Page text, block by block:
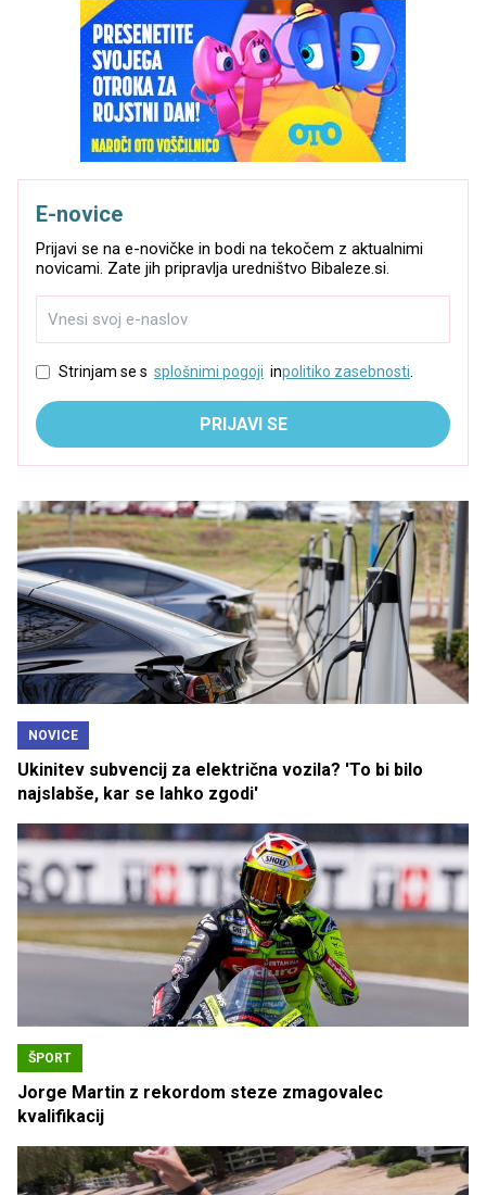
E-novice
Prijavi se na e-novičke in bodi na tekočem z aktualnimi
novicami. Zate jih pripravlja uredništvo Bibaleze.si.
Strinjam se s splošnimi pogoji inpolitiko zasebnosti
PRIJAVI SE
NOVICE
Ukinitev subvencij za električna vozila? 'To bi bilo
najslabše, kar se lahko zgodi'
ŠPORT
Jorge Martin z rekordom steze zmagovalec
kvalifikacij